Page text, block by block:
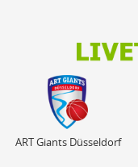
ART Giants Düsseldorf
ART Giants Düsseldorf